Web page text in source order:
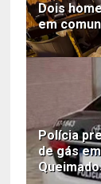
Dois
em
Polícia
de gás